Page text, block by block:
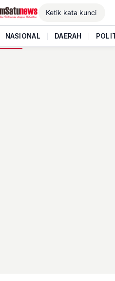
NASIONAL DAERAH